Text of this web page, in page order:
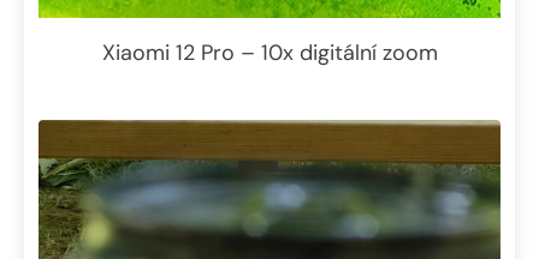
Xiaomi 12 Pro – 10x digitální zoom